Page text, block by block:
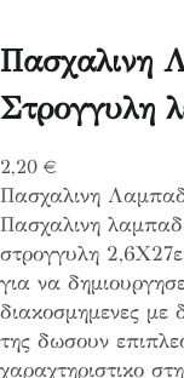
Πασχαλινη
Στρογγυλη
2,20 €
Πασχαλινη
Πασχαλινη
στρογγυλη
για να
διακοσμημενες με
της δωσουν
χαραχτηριστικο